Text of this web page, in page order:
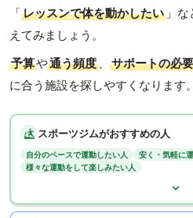
「レッスンで体を動かしたい 」
えてみましょう。
予算や通う頻度 、 サポートの必
に合う施設を探しやすくなります。
スポーツジムがおすすめの人
自分のペースで運動したい人
安く・気軽に
様々な運動をして楽しみたい人